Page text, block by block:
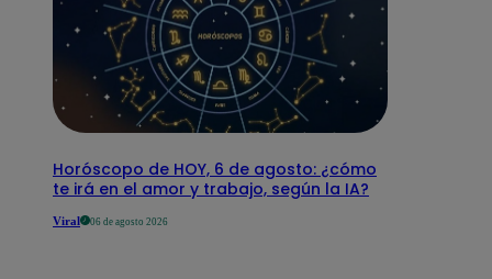
Horóscopo de HOY, 6 de agosto: ¿cómo
te irá en el amor y trabajo, según la IA?
Viral 06 de agosto 2026